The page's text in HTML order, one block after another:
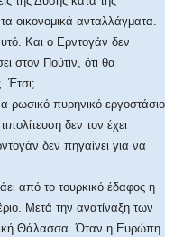
οικονομικά ανταλλάγματα.
Και ο Ερντογάν δεν
στον Πούτιν, ότι θα
Έτσι;
ρωσικό πυρηνικό εργοστάσιο
δεν τον έχει
δεν πηγαίνει για να
από το τουρκικό έδαφος η
Μετά την ανατίναξη των
Θάλασσα. Όταν η Ευρώπη